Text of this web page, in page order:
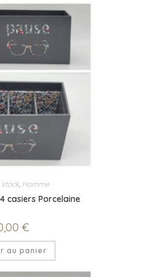
stock, Homme
casiers Porcelaine
€
au panier